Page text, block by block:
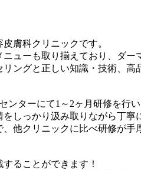
膚科クリニックです。
ューも取り揃えており、ダー
ングと正しい知識・技術、
ンターにて1～2ヶ月研修を行い
しっかり汲み取りながら丁寧
他クリニックに比べ研修が手
ることができます！